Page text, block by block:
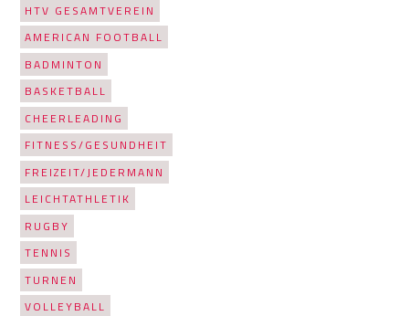
HTV GESAMTVEREIN
AMERICAN FOOTBALL
BADMINTON
BASKETBALL
CHEERLEADING
FITNESS/GESUNDHEIT
FREIZEIT/JEDERMANN
LEICHTATHLETIK
RUGBY
TENNIS
TURNEN
VOLLEYBALL